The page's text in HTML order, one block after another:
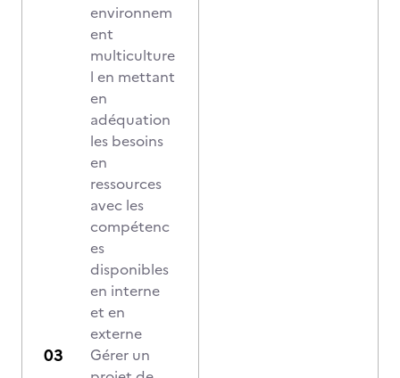
environnem
ent
multiculture
l en mettant
en
adéquation
les besoins
en
ressources
avec les
compétenc
es
disponibles
en interne
et en
externe
Gérer un